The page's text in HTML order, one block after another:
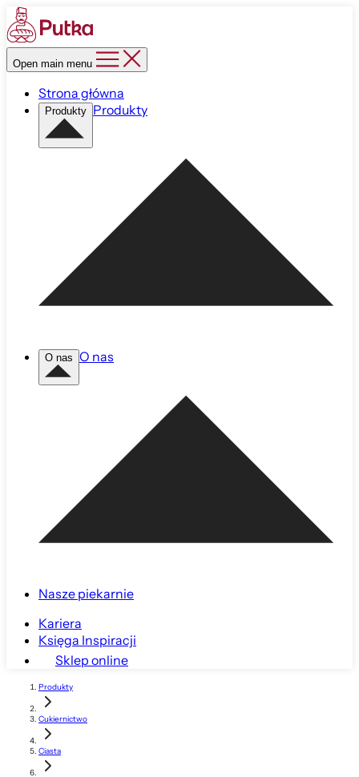
Open main menu
Strona główna
Produkty Produkty
O nas O nas
Nasze piekarnie
Kariera
Księga Inspiracji
Sklep online
Produkty
Cukiernictwo
Ciasta